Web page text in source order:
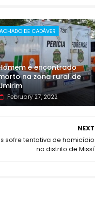
ACHADO DE CADÁVER
é encontrado
na zona rural de
February 27, 2022
NEXT
sofre tentativa de homicídio
no distrito de Missí